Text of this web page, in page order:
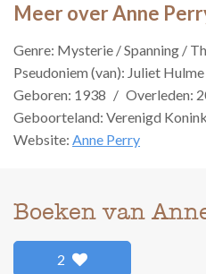
Meer over Anne
Genre: Mysterie / Spanning /
Pseudoniem (van): Juliet Hulme
Geboren: 1938 / Overleden:
Geboorteland: Verenigd
Website: Anne Perry
Boeken van
2